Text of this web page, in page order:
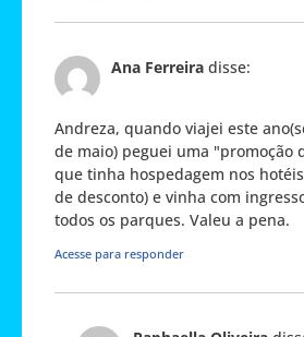
Ana Ferreira disse:
Andreza, quando viajei este
de maio) peguei uma "promoção
que tinha hospedagem nos
de desconto) e vinha com
todos os parques. Valeu a pena.
Acesse para responder